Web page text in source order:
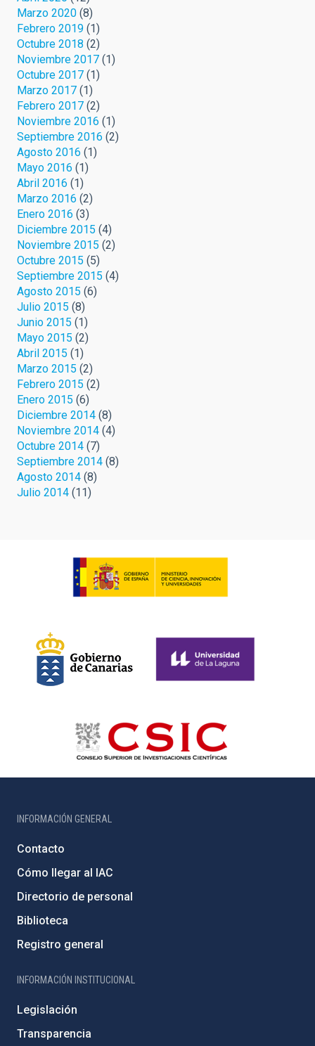
Marzo 2020 (8)
Febrero 2019 (1)
Octubre 2018 (2)
Noviembre 2017 (1)
Octubre 2017 (1)
Marzo 2017 (1)
Febrero 2017 (2)
Noviembre 2016 (1)
Septiembre 2016 (2)
Agosto 2016 (1)
Mayo 2016 (1)
Abril 2016 (1)
Marzo 2016 (2)
Enero 2016 (3)
Diciembre 2015 (4)
Noviembre 2015 (2)
Octubre 2015 (5)
Septiembre 2015 (4)
Agosto 2015 (6)
Julio 2015 (8)
Junio 2015 (1)
Mayo 2015 (2)
Abril 2015 (1)
Marzo 2015 (2)
Febrero 2015 (2)
Enero 2015 (6)
Diciembre 2014 (8)
Noviembre 2014 (4)
Octubre 2014 (7)
Septiembre 2014 (8)
Agosto 2014 (8)
Julio 2014 (11)
INFORMACIÓN GENERAL
Contacto
Cómo llegar al IAC
Directorio de personal
Biblioteca
Registro general
INFORMACIÓN INSTITUCIONAL
Legislación
Transparencia